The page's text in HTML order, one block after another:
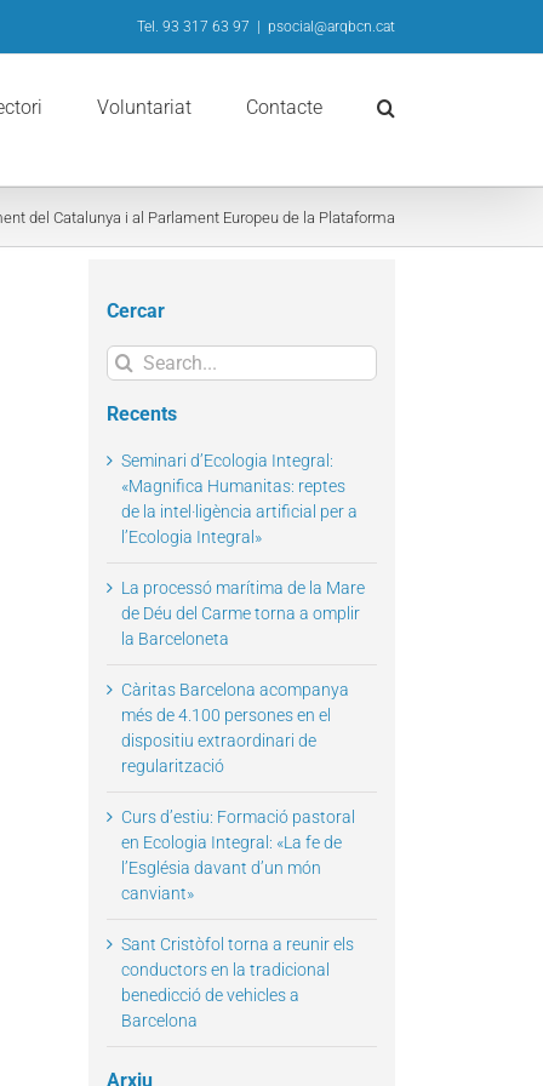
Tel. 93 317 63 97 psocial@arqbcn.cat
Voluntariat Contacte
del Catalunya i al Parlament Europeu de la Plataforma
Cercar
Search
for:
Recents
Seminari d’Ecologia Integral:
«Magnifica Humanitas: reptes
de la intel·ligència artificial per a
l’Ecologia Integral»
La processó marítima de la Mare
de Déu del Carme torna a omplir
la Barceloneta
Càritas Barcelona acompanya
més de 4.100 persones en el
dispositiu extraordinari de
regularització
Curs d’estiu: Formació pastoral
en Ecologia Integral: «La fe de
l’Església davant d’un món
canviant»
Sant Cristòfol torna a reunir els
conductors en la tradicional
benedicció de vehicles a
Barcelona
Arxiu